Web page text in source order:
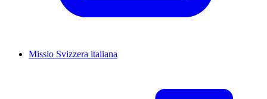
Missio Svizzera italiana